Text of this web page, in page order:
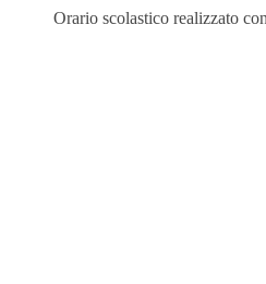
Orario scolastico realizzato